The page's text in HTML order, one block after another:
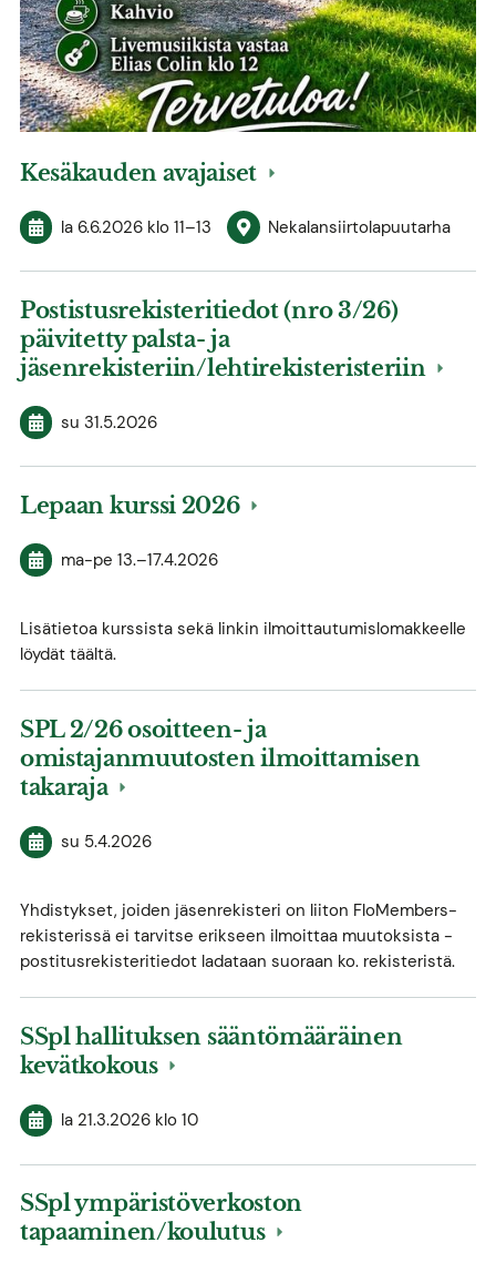
Kesäkauden avajaiset
la 6.6.2026 klo 11–13 Nekalansiirtolapuutarha
Postistusrekisteritiedot (nro 3/26)
päivitetty palsta- ja
jäsenrekisteriin/lehtirekisteristeriin
su 31.5.2026
Lepaan kurssi 2026
ma-pe 13.–17.4.2026
Lisätietoa kurssista sekä linkin ilmoittautumislomakkeelle
löydät täältä.
SPL 2/26 osoitteen- ja
omistajanmuutosten ilmoittamisen
takaraja
su 5.4.2026
Yhdistykset, joiden jäsenrekisteri on liiton FloMembers-
rekisterissä ei tarvitse erikseen ilmoittaa muutoksista -
postitusrekisteritiedot ladataan suoraan ko. rekisteristä.
SSpl hallituksen sääntömääräinen
kevätkokous
la 21.3.2026 klo 10
SSpl ympäristöverkoston
tapaaminen/koulutus